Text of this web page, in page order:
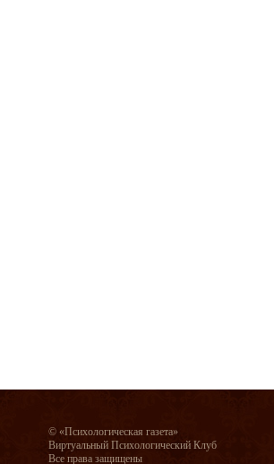
© «Психологическая газета»
Виртуальный Психологический Клуб
Все права защищены